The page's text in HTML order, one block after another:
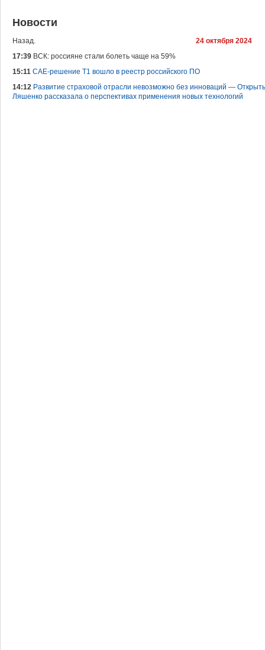
Новости
Назад.
24 октября 2024
17:39 ВСК: россияне стали болеть чаще на 59%
15:11 САЕ-решение Т1 вошло в реестр российского ПО
14:12 Развитие страховой отрасли невозможно без инноваций —
Ляшенко рассказала о перспективах применения новых технологий